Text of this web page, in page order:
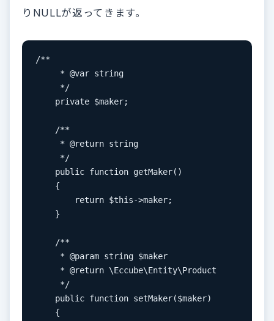
りNULLが返ってきます。
/**
     * @var string
     */
    private $maker;
    /**
     * @return string
     */
    public function getMaker()
    {
        return $this->maker;
    }
    /**
     * @param string $maker
     * @return \Eccube\Entity\Product
     */
    public function setMaker($maker)
    {